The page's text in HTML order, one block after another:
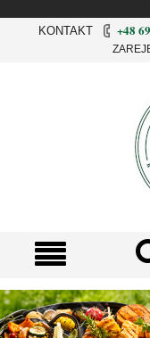
KONTAKT +48